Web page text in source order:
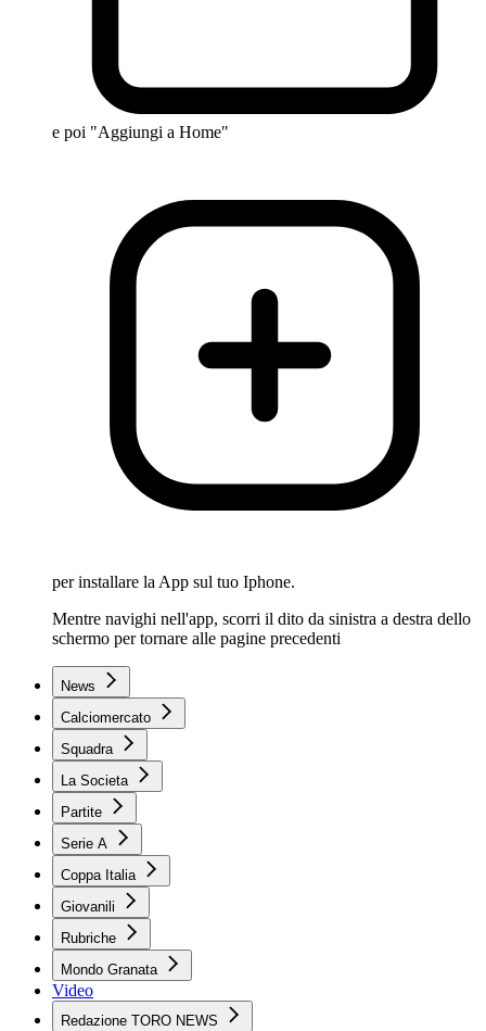
e poi "Aggiungi a Home"
per installare la App sul tuo Iphone.
Mentre navighi nell'app, scorri il dito da sinistra a destra dello
schermo per tornare alle pagine precedenti
News
Calciomercato
Squadra
La Societa
Partite
Serie A
Coppa Italia
Giovanili
Rubriche
Mondo Granata
Video
Redazione TORO NEWS